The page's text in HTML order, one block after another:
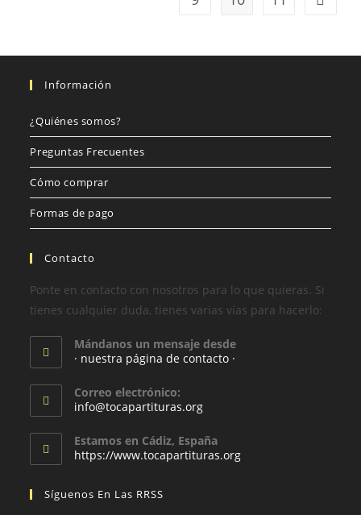
Información
¿Quiénes somos?
Preguntas Frecuentes
Cómo comprar
Formas de pago
Contacto
Ponte en contacto con nosotros para lo que quieras. Si
tienes cualquier duda, tienes varias vías para hacerlo:
Mándanos un mensaje desde
· nuestra página de contacto ·
Correo electrónico:
info@tocapartituras.org
Estamos en Cádiz, España
https://www.tocapartituras.org
Síguenos En Las RRSS